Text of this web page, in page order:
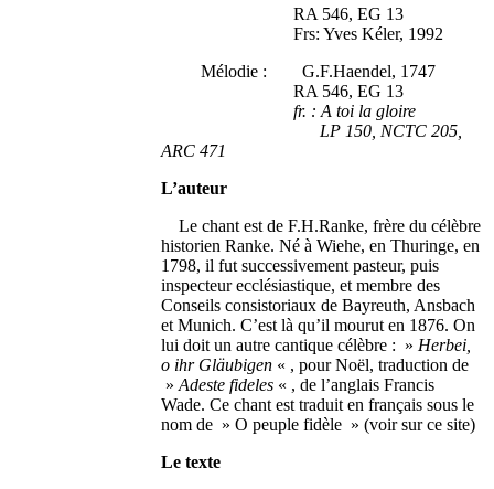
RA 546, EG 13
Frs: Yves Kéler, 1992
Mélodie : G.F.Haendel, 1747
RA 546, EG 13
fr. : A toi la gloire
LP 150, NCTC 205,
ARC 471
L’auteur
Le chant est de F.H.Ranke, frère du célèbre
historien Ranke. Né à Wiehe, en Thuringe, en
1798, il fut successivement pasteur, puis
inspecteur ecclésiastique, et membre des
Conseils consistoriaux de Bayreuth, Ansbach
et Munich. C’est là qu’il mourut en 1876. On
lui doit un autre cantique célèbre : » Herbei,
o ihr Gläubigen « , pour Noël, traduction de
»Adeste fideles « , de l’anglais Francis
Wade. Ce chant est traduit en français sous le
nom de » O peuple fidèle » (voir sur ce site)
Le texte